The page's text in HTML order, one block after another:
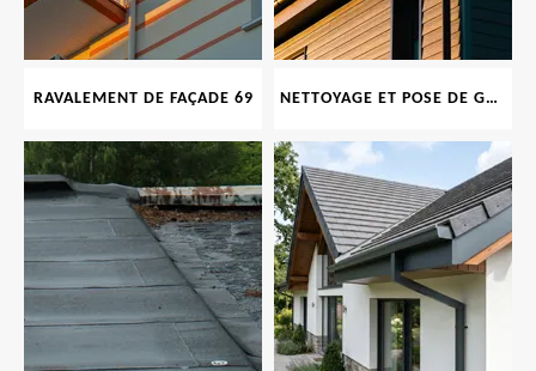
RAVALEMENT DE FAÇADE 69 NETTOYAGE ET POSE DE GOUTTIÈRE 69